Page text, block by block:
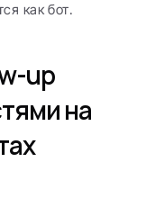
как бот.
up
на